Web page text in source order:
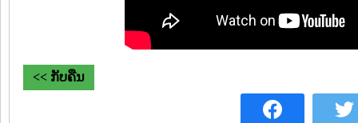
<< ກັບຄືນ